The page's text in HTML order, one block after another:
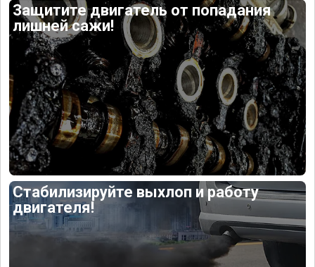
Защитите двигатель от попадания
лишней сажи!
Стабилизируйте выхлоп и работу
двигателя!